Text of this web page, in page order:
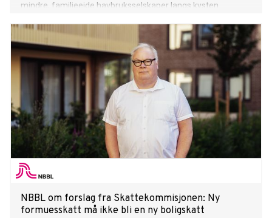
mindre, familieeide havbruksselskaper langs kysten.
NBBL om forslag fra Skattekommisjonen: Ny
formuesskatt må ikke bli en ny boligskatt